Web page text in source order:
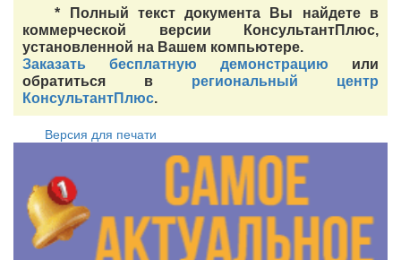
* Полный текст документа Вы найдете в
коммерческой версии КонсультантПлюс,
установленной на Вашем компьютере.
Заказать бесплатную демонстрацию или
обратиться в региональный центр
КонсультантПлюс.
Версия для печати